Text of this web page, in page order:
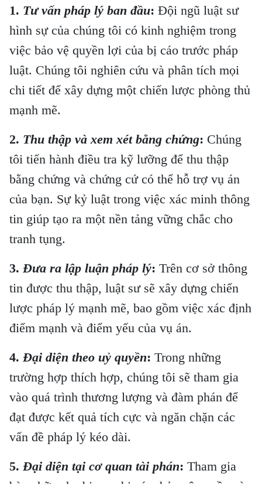
mại
tài liệu
chứng
1. Tư vấn pháp lý ban đầu: Đội ngũ luật sư
hình sự của chúng tôi có kinh nghiệm trong
việc bảo vệ quyền lợi của bị cáo trước pháp
luật. Chúng tôi nghiên cứu và phân tích mọi
chi tiết để xây dựng một chiến lược phòng thủ
mạnh mẽ.
2. Thu thập và xem xét bằng chứng: Chúng
tôi tiến hành điều tra kỹ lưỡng để thu thập
bằng chứng và chứng cứ có thể hỗ trợ vụ án
của bạn. Sự kỷ luật trong việc xác minh thông
tin giúp tạo ra một nền tảng vững chắc cho
tranh tụng.
3. Đưa ra lập luận pháp lý: Trên cơ sở thông
tin được thu thập, luật sư sẽ xây dựng chiến
lược pháp lý mạnh mẽ, bao gồm việc xác định
điểm mạnh và điểm yếu của vụ án.
4. Đại diện theo uỷ quyền: Trong những
trường hợp thích hợp, chúng tôi sẽ tham gia
vào quá trình thương lượng và đàm phán để
đạt được kết quả tích cực và ngăn chặn các
vấn đề pháp lý kéo dài.
5. Đại diện tại cơ quan tài phán: Tham gia